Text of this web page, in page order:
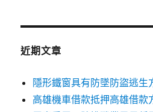
近期文章
隱形鐵窗具有防墜防盜逃生
高雄機車借款抵押高雄借款